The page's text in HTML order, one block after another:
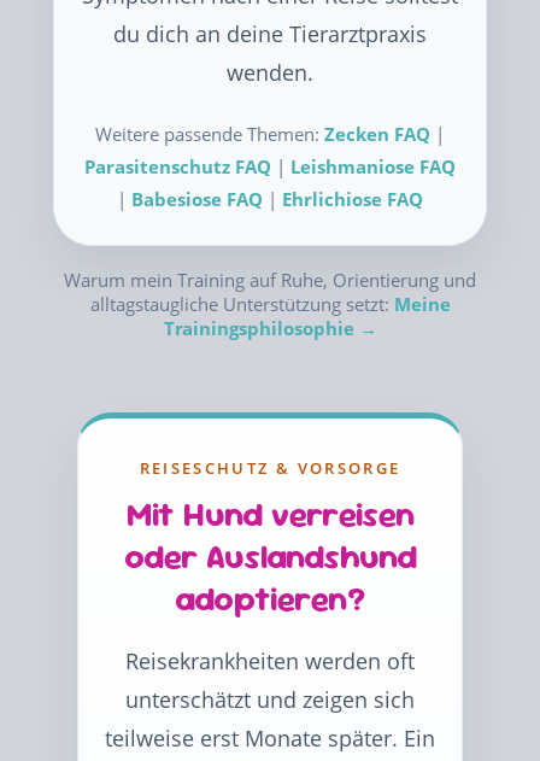
du dich an deine Tierarztpraxis
wenden.
Weitere passende Themen: Zecken FAQ |
Parasitenschutz FAQ | Leishmaniose FAQ
| Babesiose FAQ | Ehrlichiose FAQ
Warum mein Training auf Ruhe, Orientierung und
alltagstaugliche Unterstützung setzt: Meine
Trainingsphilosophie →
REISESCHUTZ & VORSORGE
Mit Hund verreisen
oder Auslandshund
adoptieren?
Reisekrankheiten werden oft
unterschätzt und zeigen sich
teilweise erst Monate später. Ein